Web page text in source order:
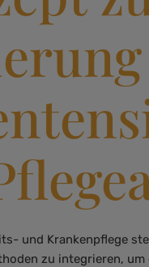
und Krankenpflege
zu integrieren,